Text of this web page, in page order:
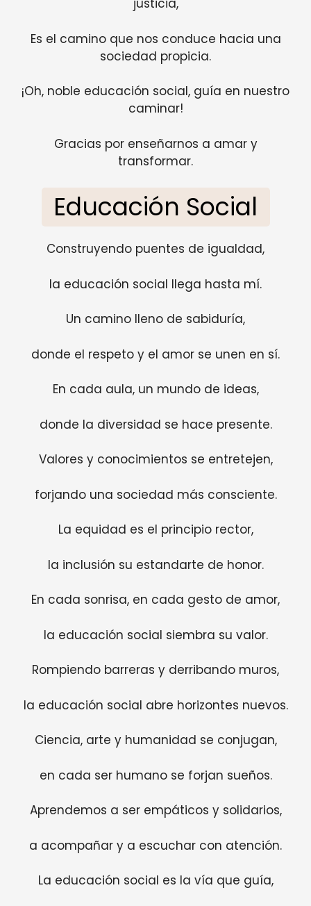
justicia,
Es el camino que nos conduce hacia una
sociedad propicia.
¡Oh, noble educación social, guía en nuestro
caminar!
Gracias por enseñarnos a amar y
transformar.
Educación Social
Construyendo puentes de igualdad,
la educación social llega hasta mí.
Un camino lleno de sabiduría,
donde el respeto y el amor se unen en sí.
En cada aula, un mundo de ideas,
donde la diversidad se hace presente.
Valores y conocimientos se entretejen,
forjando una sociedad más consciente.
La equidad es el principio rector,
la inclusión su estandarte de honor.
En cada sonrisa, en cada gesto de amor,
la educación social siembra su valor.
Rompiendo barreras y derribando muros,
la educación social abre horizontes nuevos.
Ciencia, arte y humanidad se conjugan,
en cada ser humano se forjan sueños.
Aprendemos a ser empáticos y solidarios,
a acompañar y a escuchar con atención.
La educación social es la vía que guía,